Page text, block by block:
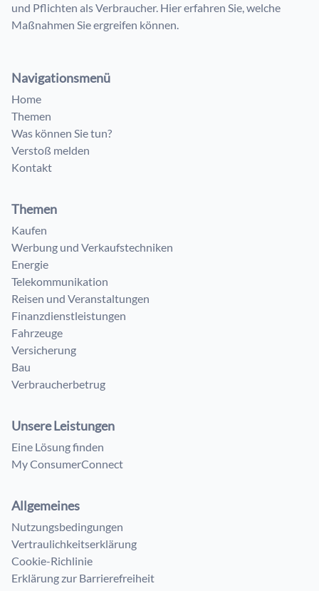
und Pflichten als Verbraucher. Hier erfahren Sie, welche
Maßnahmen Sie ergreifen können.
Navigationsmenü
Home
Themen
Was können Sie tun?
Verstoß melden
Kontakt
Themen
Kaufen
Werbung und Verkaufstechniken
Energie
Telekommunikation
Reisen und Veranstaltungen
Finanzdienstleistungen
Fahrzeuge
Versicherung
Bau
Verbraucherbetrug
Unsere Leistungen
Eine Lösung finden
My ConsumerConnect
Allgemeines
Nutzungsbedingungen
Vertraulichkeitserklärung
Cookie-Richlinie
Erklärung zur Barrierefreiheit